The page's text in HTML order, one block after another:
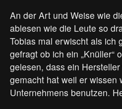
An der Art und Weise wie
ablesen wie die Leute so
Tobias mal erwischt als ich
gefragt ob ich ein „Knüller“
gelesen, dass ein
gemacht hat weil er wissen
Unternehmens benutzen.